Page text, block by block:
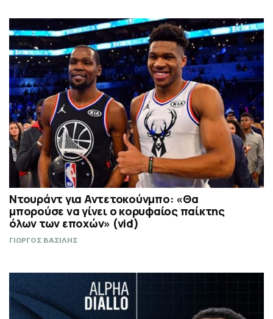
Ντουράντ για Αντετοκούνμπο: «Θα
μπορούσε να γίνει ο κορυφαίος παίκτης
όλων των εποχών» (vid)
ΓΙΩΡΓΟΣ ΒΑΣΙΛΗΣ